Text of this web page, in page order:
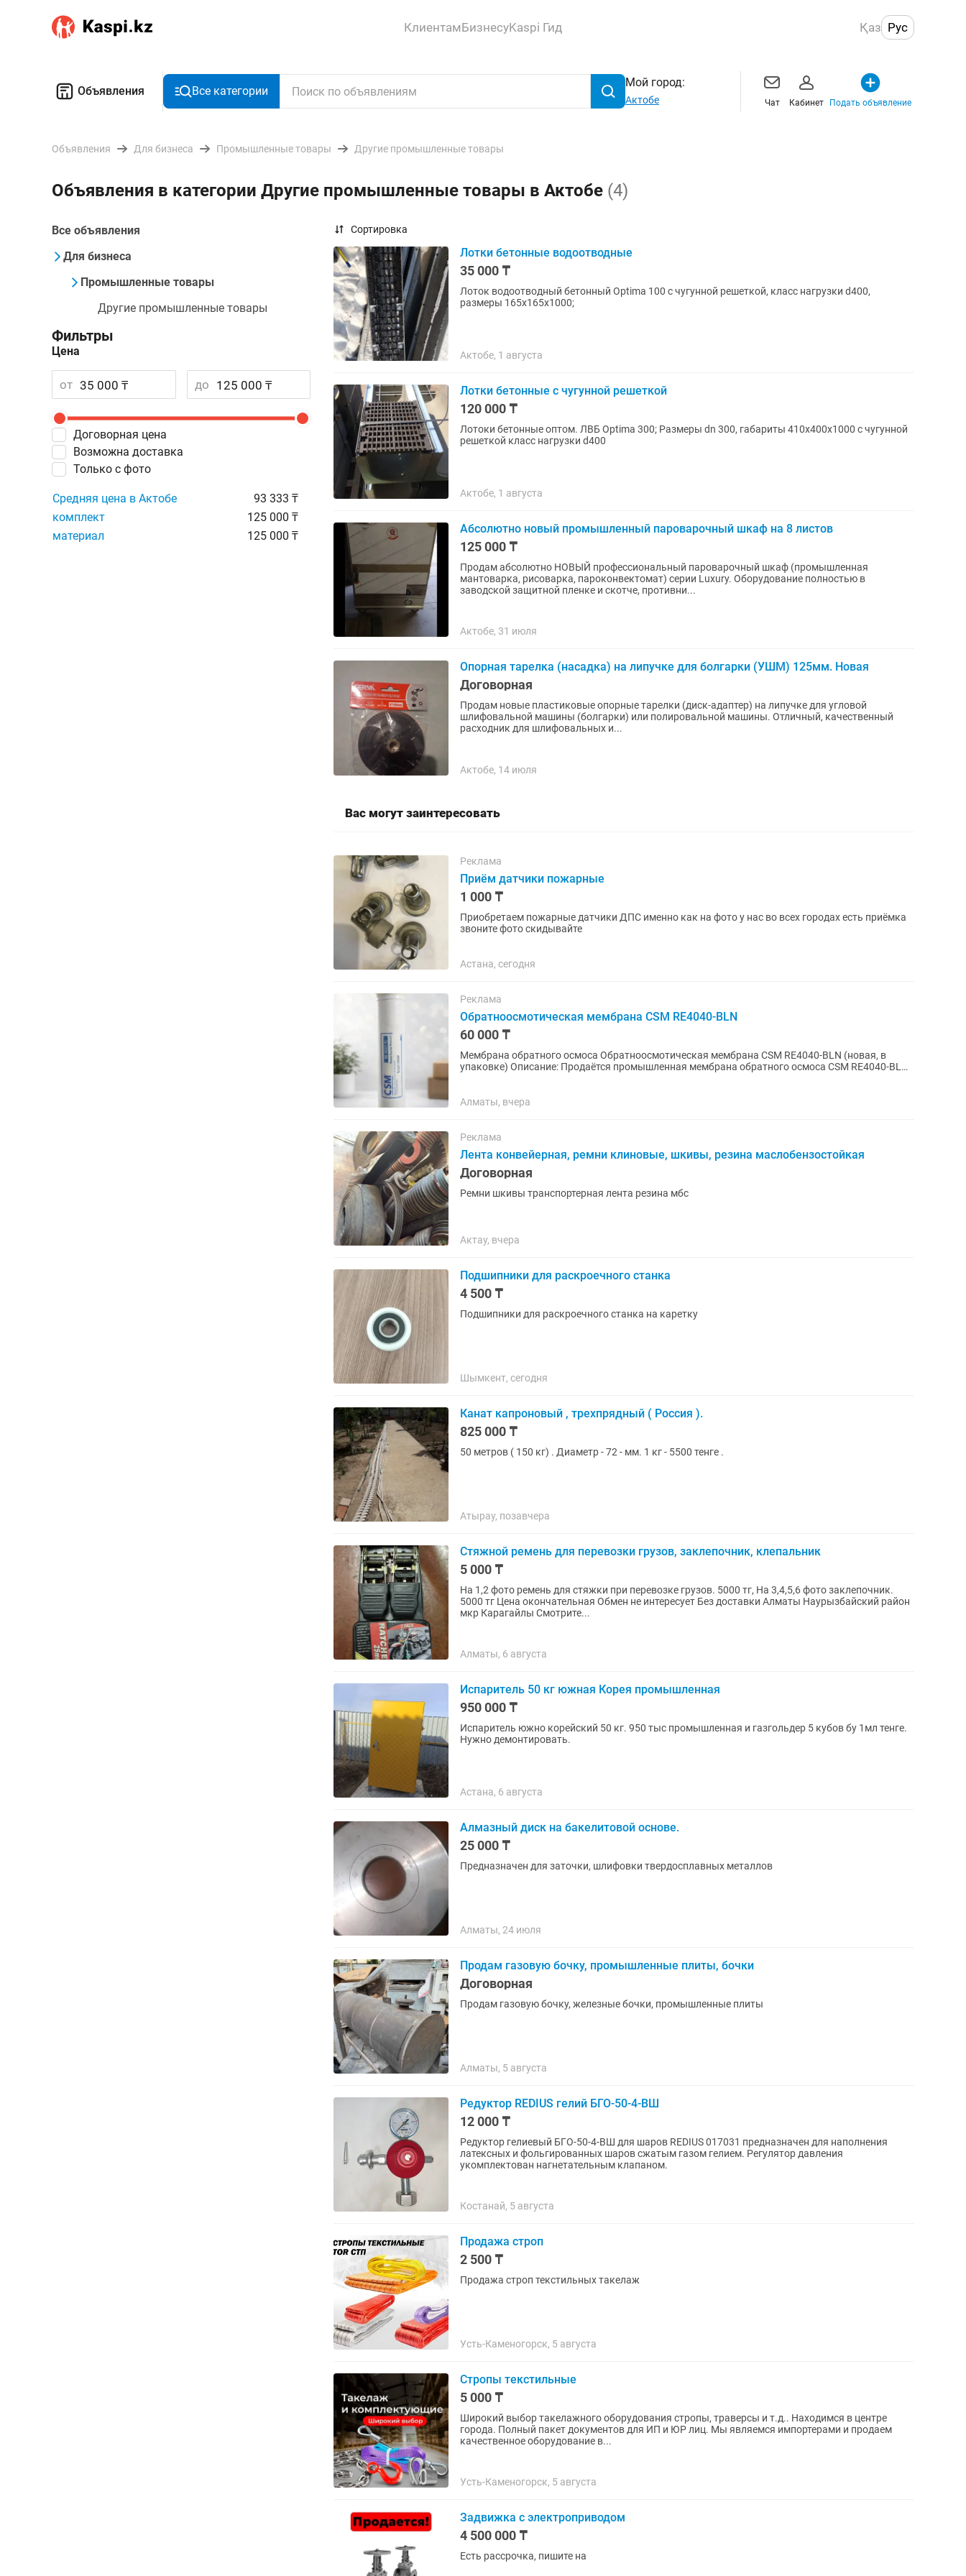
КлиентамБизнесуKaspi Гид Қаз Рус
Объявления Все категории
Мой город:
Актобе Чат Кабинет Подать объявление
Объявления Для бизнеса Промышленные товары Другие промышленные товары
Объявления в категории Другие промышленные товары в Актобе (4)
Все объявления
Для бизнеса
Промышленные товары
Другие промышленные товары
Фильтры
Цена
от до
Договорная цена
Возможна доставка
Только с фото
Средняя цена в Актобе
93 333 ₸
комплект
125 000 ₸
материал
125 000 ₸
Сортировка
Лотки бетонные водоотводные
35 000 ₸
Лоток водоотводный бетонный Optima 100 с чугунной решеткой, класс нагрузки d400,
размеры 165х165х1000;
Актобе, 1 августа
Лотки бетонные с чугунной решеткой
120 000 ₸
Лотоки бетонные оптом. ЛВБ Optima 300; Размеры dn 300, габариты 410х400х1000 с чугунной
решеткой класс нагрузки d400
Актобе, 1 августа
Абсолютно новый промышленный пароварочный шкаф на 8 листов
125 000 ₸
Продам абсолютно НОВЫЙ профессиональный пароварочный шкаф (промышленная
мантоварка, рисоварка, пароконвектомат) серии Luxury. Оборудование полностью в
заводской защитной пленке и скотче, противни...
Актобе, 31 июля
Опорная тарелка (насадка) на липучке для болгарки (УШМ) 125мм. Новая
Договорная
Продам новые пластиковые опорные тарелки (диск-адаптер) на липучке для угловой
шлифовальной машины (болгарки) или полировальной машины. Отличный, качественный
расходник для шлифовальных и...
Актобе, 14 июля
Вас могут заинтересовать
Реклама
Приём датчики пожарные
1 000 ₸
Приобретаем пожарные датчики ДПС именно как на фото у нас во всех городах есть приёмка
звоните фото скидывайте
Астана, сегодня
Реклама
Обратноосмотическая мембрана CSM RE4040-BLN
60 000 ₸
Мембрана обратного осмоса Обратноосмотическая мембрана CSM RE4040-BLN (новая, в
упаковке) Описание: Продаётся промышленная мембрана обратного осмоса CSM RE4040-BLN.
Алматы, вчера
Реклама
Лента конвейерная, ремни клиновые, шкивы, резина маслобензостойкая
Договорная
Ремни шкивы транспортерная лента резина мбс
Актау, вчера
Подшипники для раскроечного станка
4 500 ₸
Подшипники для раскроечного станка на каретку
Шымкент, сегодня
Канат капроновый , трехпрядный ( Россия ).
825 000 ₸
50 метров ( 150 кг) . Диаметр - 72 - мм. 1 кг - 5500 тенге .
Атырау, позавчера
Стяжной ремень для перевозки грузов, заклепочник, клепальник
5 000 ₸
На 1,2 фото ремень для стяжки при перевозке грузов. 5000 тг, На 3,4,5,6 фото заклепочник.
5000 тг Цена окончательная Обмен не интересует Без доставки Алматы Наурызбайский район
мкр Карагайлы Смотрите...
Алматы, 6 августа
Испаритель 50 кг южная Корея промышленная
950 000 ₸
Испаритель южно корейский 50 кг. 950 тыс промышленная и газгольдер 5 кубов бу 1мл тенге.
Нужно демонтировать.
Астана, 6 августа
Алмазный диск на бакелитовой основе.
25 000 ₸
Предназначен для заточки, шлифовки твердосплавных металлов
Алматы, 24 июля
Продам газовую бочку, промышленные плиты, бочки
Договорная
Продам газовую бочку, железные бочки, промышленные плиты
Алматы, 5 августа
Редуктор REDIUS гелий БГО-50-4-ВШ
12 000 ₸
Редуктор гелиевый БГО-50-4-ВШ для шаров REDIUS 017031 предназначен для наполнения
латексных и фольгированных шаров сжатым газом гелием. Регулятор давления
укомплектован нагнетательным клапаном.
Костанай, 5 августа
Продажа строп
2 500 ₸
Продажа строп текстильных такелаж
Усть-Каменогорск, 5 августа
Стропы текстильные
5 000 ₸
Широкий выбор такелажного оборудования стропы, траверсы и т.д.. Находимся в центре
города. Полный пакет документов для ИП и ЮР лиц. Мы являемся импортерами и продаем
качественное оборудование в...
Усть-Каменогорск, 5 августа
Задвижка с электроприводом
4 500 000 ₸
Есть рассрочка, пишите на